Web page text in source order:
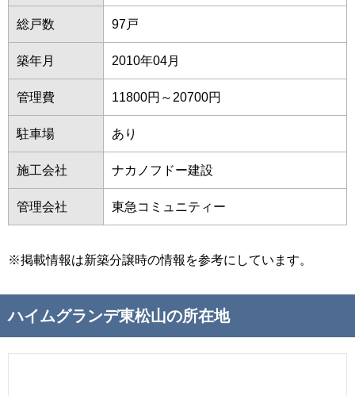
総戸数 97戸
築年月 2010年04月
管理費 11800円～20700円
駐車場 あり
施工会社 ナカノフドー建設
管理会社 東急コミュニティー
※掲載情報は新築分譲時の情報を参考にしています。
ハイムグランデ東松山の所在地